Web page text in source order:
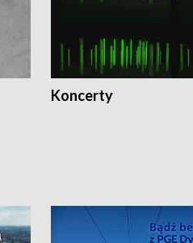
Koncerty